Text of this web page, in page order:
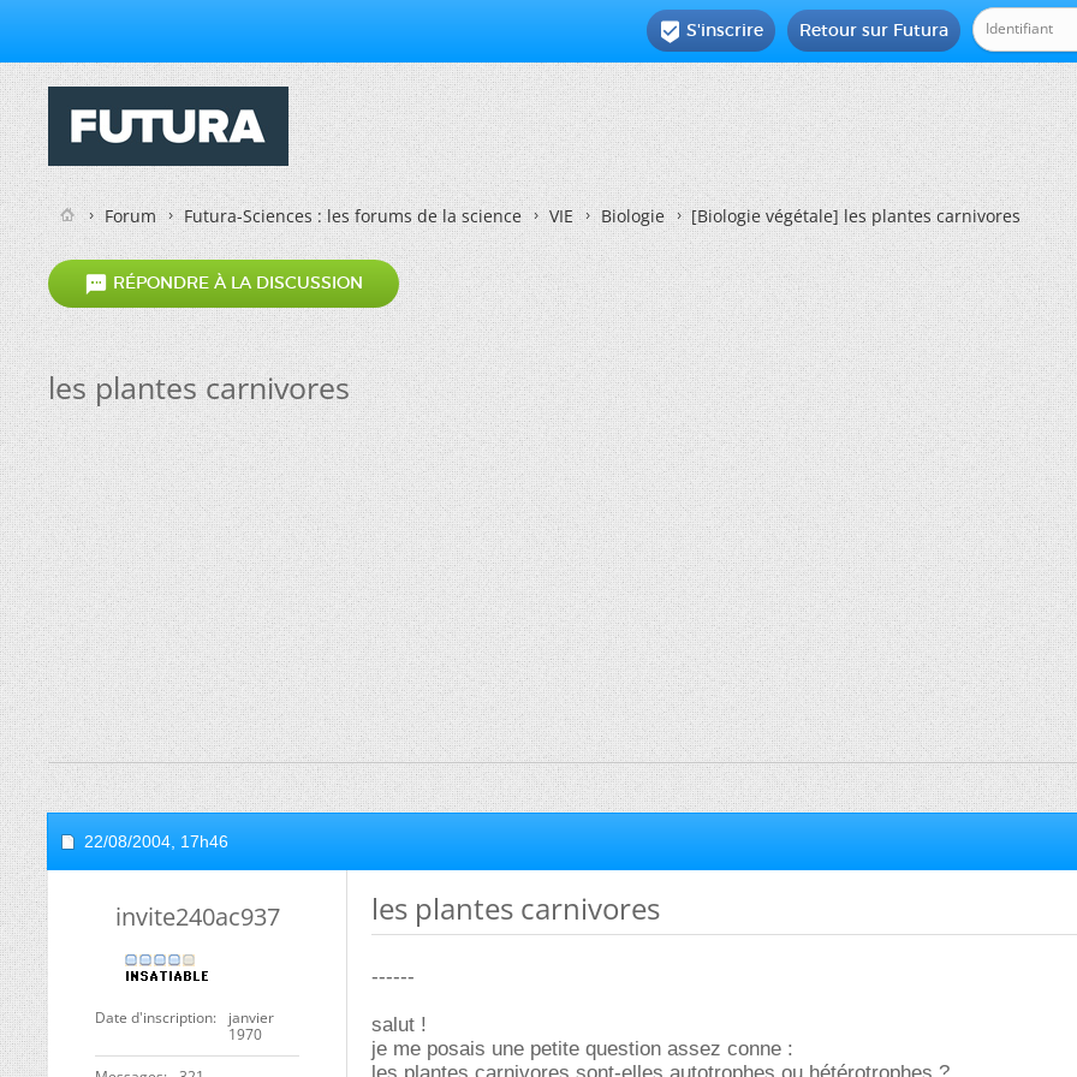
Retour sur Futura
 S'inscrire
Forum Futura-Sciences : les forums de la science VIE Biologie [Biologie végétale]les plantes carnivores
 RÉPONDRE À LA DISCUSSION
les plantes carnivores
22/08/2004, 17h46
invite240ac937
Date d'inscription
janvier
1970
les plantes carnivores
------
salut !
je me posais une petite question assez conne :